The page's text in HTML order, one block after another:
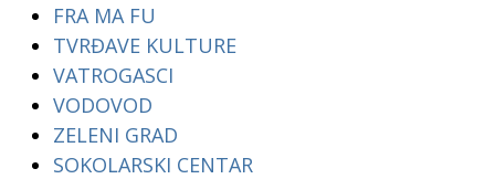
FRA MA FU
TVRĐAVE KULTURE
VATROGASCI
VODOVOD
ZELENI GRAD
SOKOLARSKI CENTAR